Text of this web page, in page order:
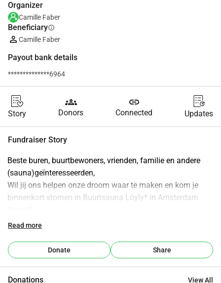
Organizer
Camille Faber
Beneficiaryinfo
Camille Faber
Payout bank details
**************6964
Story
groups
Donors
link
Connected Updates
Fundraiser Story
Beste buren, buurtbewoners, vrienden, familie en andere
(sauna)geïnteresseerden,
Wil jij ons helpen onze droom waar te maken en kom je
binnenkort stomen in Buurtsauna Löyly* in Amsterdam
Wie zijn wij?
wij wonen met onze twee dochters Ada (4) en Satski (4
maanden), hond Aksu en kat Minoush in de van der
Read more
Donate Share
Donations View All